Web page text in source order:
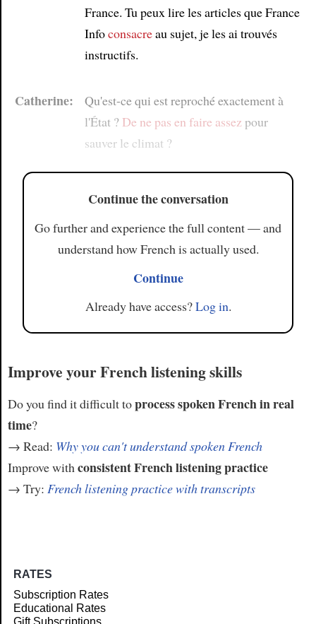
France. Tu peux lire les articles que France
Infoconsacreau sujet, je les ai trouvés
instructifs.
Catherine:
Qu'est-ce qui est reproché exactement à
l'État ? De ne pas en faire assezpour
sauver le climat ?
Continue the conversation
Go further and experience the full content — and
understand how French is actually used.
Continue
Already have access?Log in.
Improve your French listening skills
Do you find it difficult toprocess spoken French in real
time?
→ Read: Why you can't understand spoken French
Improve withconsistent French listening practice
→ Try: French listening practice with transcripts
RATES
Subscription Rates
Educational Rates
Gift Subscriptions